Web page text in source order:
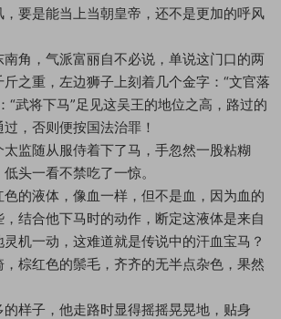
要是能当上当朝皇帝，还不是更加的呼风
角，气派富丽自不必说，单说这门口的两
之重，左边狮子上刻着几个金字：“文官落
“武将下马”足见这吴王的地位之高，路过的
，否则便按国法治罪！
监随从服侍着下了马，手忽然一股粘糊
头一看不禁吃了一惊。
的液体，像血一样，但不是血，因为血的
结合他下马时的动作，断定这液体是来自
机一动，这难道就是传说中的汗血宝马？
棕红色的鬃毛，齐齐的无半点杂色，果然
样子，他走路时显得摇摇晃晃地，贴身